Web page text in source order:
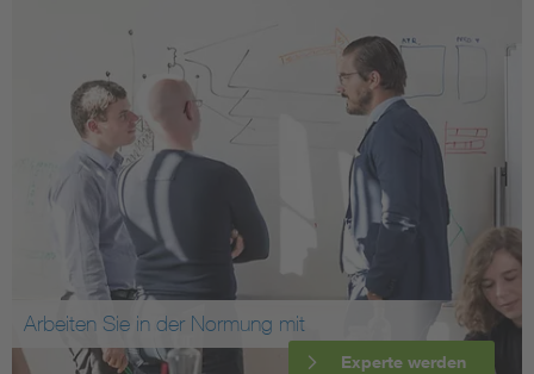
Arbeiten Sie in der Normung mit
Experte werden